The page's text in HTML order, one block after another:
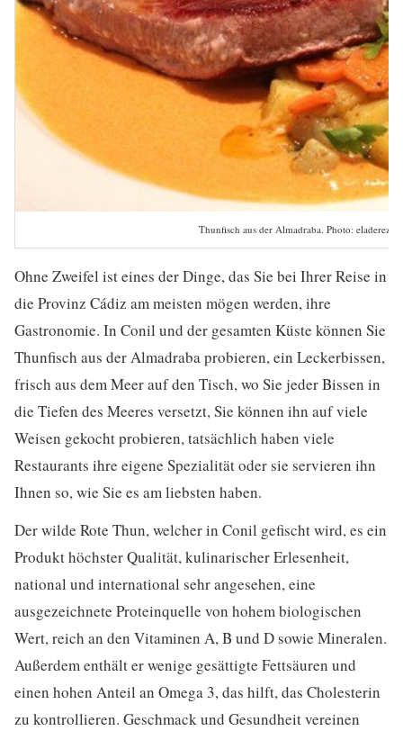
Thunfisch aus der Almadraba. Photo:
Ohne Zweifel ist eines der Dinge, das Sie bei Ihrer Reise in
die Provinz Cádiz am meisten mögen werden, ihre
Gastronomie. In Conil und der gesamten Küste können Sie
Thunfisch aus der Almadraba probieren, ein Leckerbissen,
frisch aus dem Meer auf den Tisch, wo Sie jeder Bissen in
die Tiefen des Meeres versetzt, Sie können ihn auf viele
Weisen gekocht probieren, tatsächlich haben viele
Restaurants ihre eigene Spezialität oder sie servieren ihn
Ihnen so, wie Sie es am liebsten haben.
Der wilde Rote Thun, welcher in Conil gefischt wird, es ein
Produkt höchster Qualität, kulinarischer Erlesenheit,
national und international sehr angesehen, eine
ausgezeichnete Proteinquelle von hohem biologischen
Wert, reich an den Vitaminen A, B und D sowie Mineralen.
Außerdem enthält er wenige gesättigte Fettsäuren und
einen hohen Anteil an Omega 3, das hilft, das Cholesterin
zu kontrollieren. Geschmack und Gesundheit vereinen